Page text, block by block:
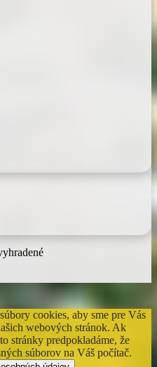
cookies, aby sme pre Vás
webových stránok. Ak
stránky predpokladáme, že
súborov na Váš počítač.